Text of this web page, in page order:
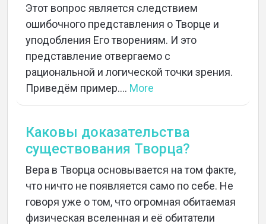
Этот вопрос является следствием
ошибочного представления о Творце и
уподобления Его творениям. И это
представление отвергаемо с
рациональной и логической точки зрения.
Приведём пример.... More
Каковы доказательства
существования Творца?
Вера в Творца основывается на том факте,
что ничто не появляется само по себе. Не
говоря уже о том, что огромная обитаемая
физическая вселенная и её обитатели